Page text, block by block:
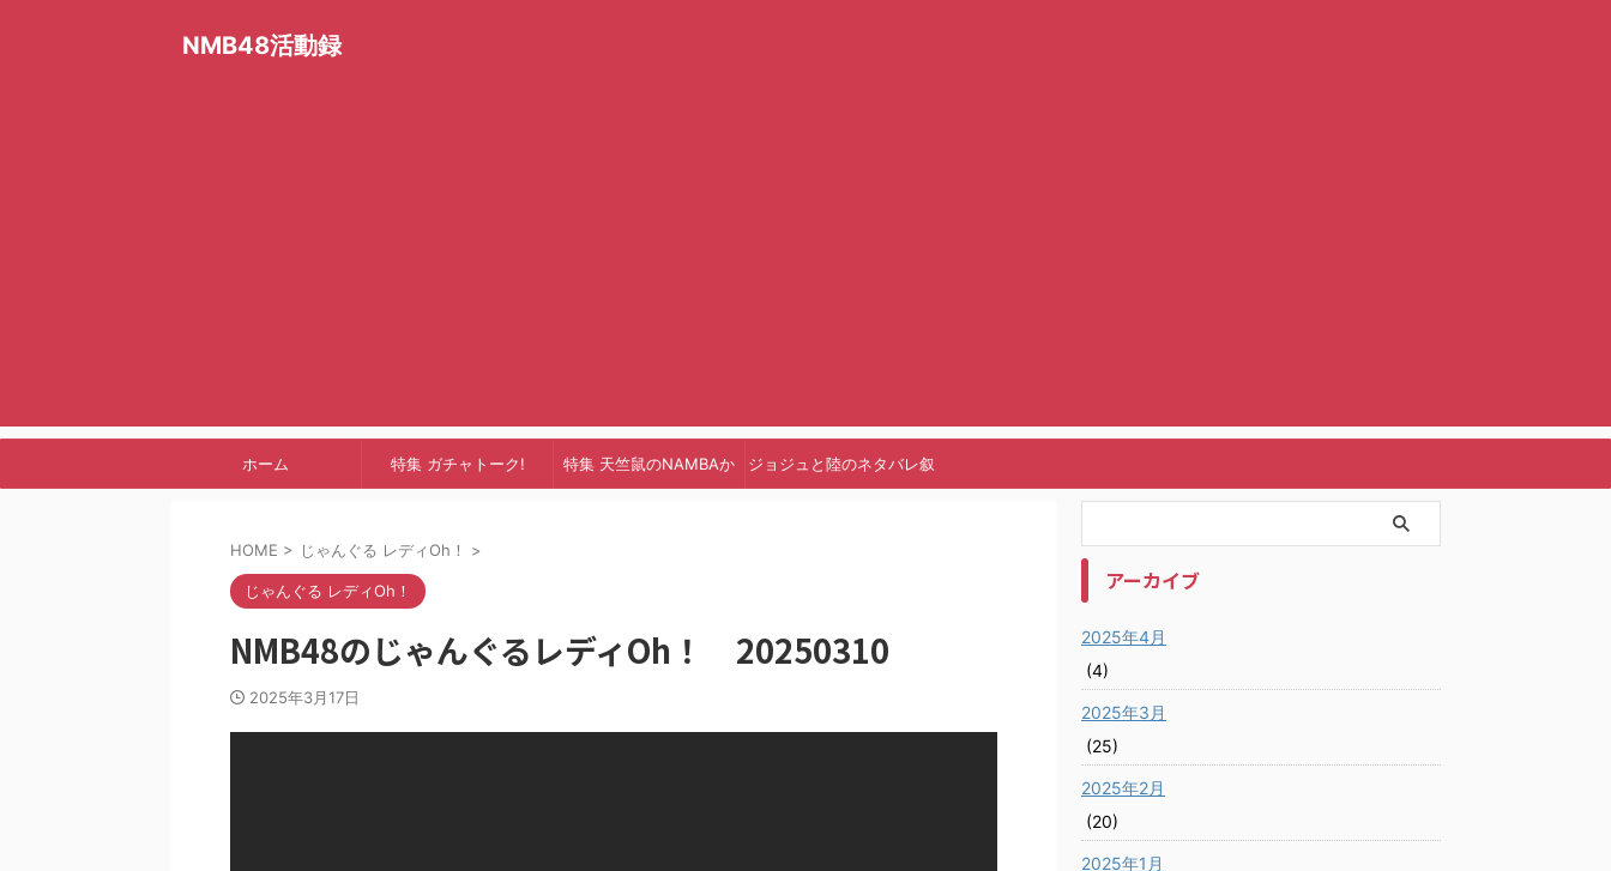
NMB48活動録
ホーム 特集 ガチャトーク! 特集 天竺鼠のNAMBAか ジョジュと陸のネタバレ叙
HOME > じゃんぐる レディOh！ >
じゃんぐる レディOh！
NMB48のじゃんぐるレディOh！ 20250310
2025年3月17日
アーカイブ
2025年4月
(4)
2025年3月
(25)
2025年2月
(20)
2025年1月